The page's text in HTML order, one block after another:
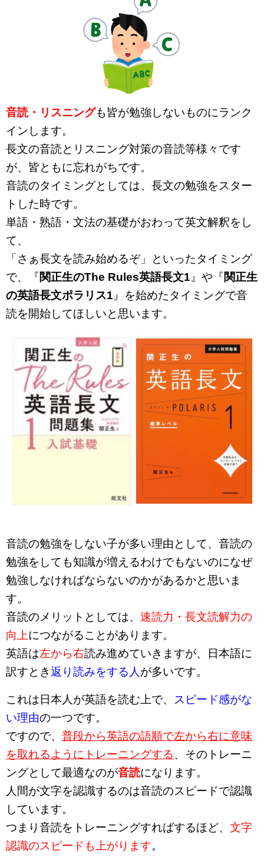
音読・リスニングも皆が勉強しないものにランク
インします。
長文の音読とリスニング対策の音読等様々です
が、皆ともに忘れがちです。
音読のタイミングとしては、長文の勉強をスター
トした時です。
単語・熟語・文法の基礎がおわって英文解釈をし
て、
「さぁ長文を読み始めるぞ」といったタイミング
で、『関正生のThe Rules英語長文1』や『関正生
の英語長文ポラリス1』を始めたタイミングで音
読を開始してほしいと思います。
音読の勉強をしない子が多い理由として、音読の
勉強をしても知識が増えるわけでもないのになぜ
勉強しなければならないのかがあるかと思いま
す。
音読のメリットとしては、 速読力・長文読解力の
向上につながることがあります。
英語は左から右読み進めていきますが、日本語に
訳すとき返り読みをする人 が多いです。
これは日本人が英語を読む上で、
スピード感がな
い理由の一つです。
ですので、 普段から英語の語順で左から右に意味
を取れるようにトレーニングする、そのトレーニ
ングとして最適なのが音読になります。
人間が文字を認識するのは音読のスピードで認識
しています。
つまり音読をトレーニングすればするほど、 文字
認識のスピードも上がります。